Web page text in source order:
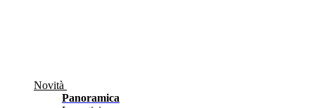
Novità
Panoramica